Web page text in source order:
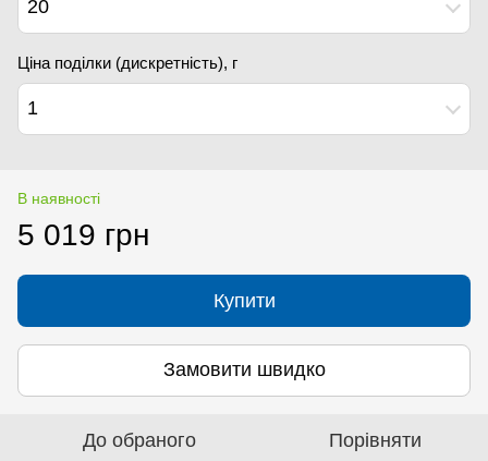
20
Ціна поділки (дискретність), г
1
В наявності
5 019 грн
Купити
Замовити швидко
До обраного Порівняти